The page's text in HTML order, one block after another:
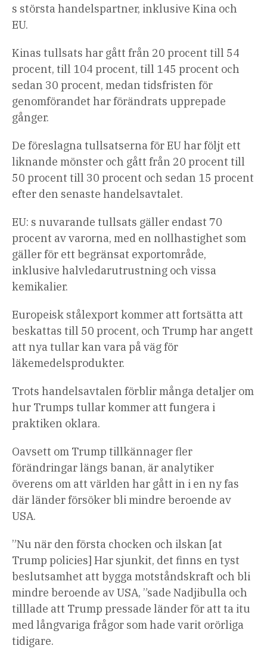
s största handelspartner, inklusive Kina och
EU.
Kinas tullsats har gått från 20 procent till 54
procent, till 104 procent, till 145 procent och
sedan 30 procent, medan tidsfristen för
genomförandet har förändrats upprepade
gånger.
De föreslagna tullsatserna för EU har följt ett
liknande mönster och gått från 20 procent till
50 procent till 30 procent och sedan 15 procent
efter den senaste handelsavtalet.
EU: s nuvarande tullsats gäller endast 70
procent av varorna, med en nollhastighet som
gäller för ett begränsat exportområde,
inklusive halvledarutrustning och vissa
kemikalier.
Europeisk stålexport kommer att fortsätta att
beskattas till 50 procent, och Trump har angett
att nya tullar kan vara på väg för
läkemedelsprodukter.
Trots handelsavtalen förblir många detaljer om
hur Trumps tullar kommer att fungera i
praktiken oklara.
Oavsett om Trump tillkännager fler
förändringar längs banan, är analytiker
överens om att världen har gått in i en ny fas
där länder försöker bli mindre beroende av
USA.
”Nu när den första chocken och ilskan [at
Trump policies] Har sjunkit, det finns en tyst
beslutsamhet att bygga motståndskraft och bli
mindre beroende av USA, ”sade Nadjibulla och
tilllade att Trump pressade länder för att ta itu
med långvariga frågor som hade varit orörliga
tidigare.